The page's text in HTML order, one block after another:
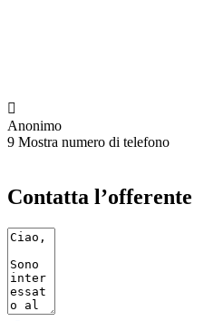

Anonimo
9 Mostra numero di telefono
Contatta l’offerente